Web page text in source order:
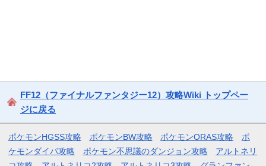
FF12（ファイナルファンタジー12）攻略Wiki トップペー
ジに戻る
ポケモンHGSS攻略 ポケモンBW攻略 ポケモンORAS攻略
ポ
ケモンダイパ攻略
ポケモン不思議のダンジョン攻略
アルトネリ